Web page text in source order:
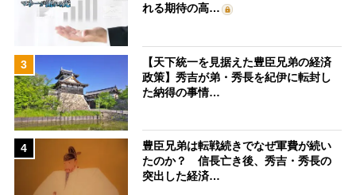
れる期待の高…
3
【天下統一を見据えた豊臣兄弟の経済
政策】秀吉が弟・秀長を紀伊に転封し
た納得の事情…
4
豊臣兄弟は転戦続きでなぜ軍費が続い
たのか？ 信長亡き後、秀吉・秀長の
突出した経済…